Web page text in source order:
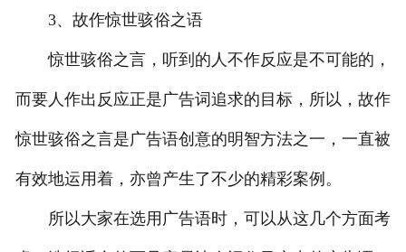
3、故作惊世骇俗之语
惊世骇俗之言，听到的人不作反应是不可能的，
而要人作出反应正是广告词追求的目标，所以，故作
惊世骇俗之言是广告语创意的明智方法之一，一直被
有效地运用着，亦曾产生了不少的精彩案例。
所以大家在选用广告语时，可以从这几个方面考